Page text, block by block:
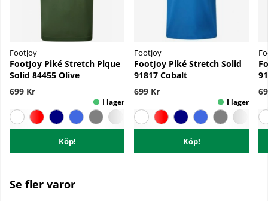
Footjoy
FootJoy Piké Stretch Pique
Solid 84455 Olive
699 Kr
Köp!
Footjoy
FootJoy Piké Stretch Solid
91817 Cobalt
699 Kr
Köp!
Se fler varor